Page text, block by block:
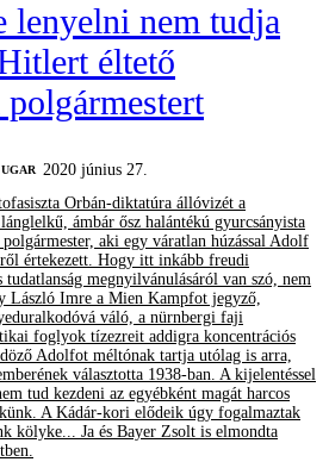
lenyelni nem tudja
éltető
2020 június 27.
Orbán-diktatúra állóvizét a
ámbár ősz halántékú gyurcsányista
aki egy váratlan húzással Adolf
értekezett. Hogy itt inkább freudi
tudatlanság megnyilvánulásáról van szó, nem
László Imre a Mien Kampfot jegyző,
váló, a nürnbergi faji
foglyok tízezreit addigra koncentrációs
Adolfot méltónak tartja utólag is arra,
választotta 1938-ban. A kijelentéssel
tud kezdeni az egyébként magát harcos
A Kádár-kori elődeik úgy fogalmaztak
kölyke... Ja és Bayer Zsolt is elmondta